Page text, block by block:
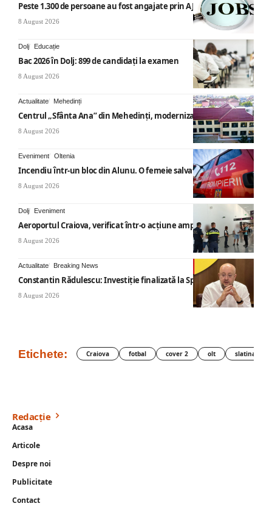
Peste 1.300 de persoane au fost angajate prin AJOFM Mehedinți
8 August 2026
Dolj Educație
Bac 2026 în Dolj: 899 de candidați la examen
8 August 2026
Actualitate Mehedinți
Centrul „Sfânta Ana” din Mehedinți, modernizat
8 August 2026
Eveniment Oltenia
Incendiu într-un bloc din Alunu. O femeie salvată
8 August 2026
Dolj Eveniment
Aeroportul Craiova, verificat într-o acțiune amplă
8 August 2026
Actualitate Breaking News
Constantin Rădulescu: Investiție finalizată la Spitalul Mihăești
8 August 2026
Etichete: Craiova fotbal cover 2 olt slatina
Redacție
Acasa
Articole
Despre noi
Publicitate
Contact